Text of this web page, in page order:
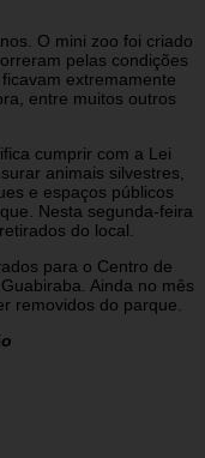
O mini zoo foi criado
pelas condições
extremamente
entre muitos outros
cumprir com a Lei
animais silvestres,
e espaços públicos
Nesta segunda-feira
do local.
para o Centro de
Ainda no mês
removidos do parque.